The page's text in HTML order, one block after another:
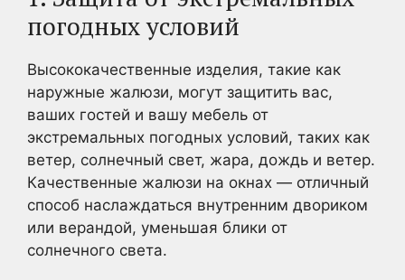
погодных условий
Высококачественные изделия, такие как
наружные жалюзи, могут защитить вас,
ваших гостей и вашу мебель от
экстремальных погодных условий, таких как
ветер, солнечный свет, жара, дождь и ветер.
Качественные жалюзи на окнах — отличный
способ наслаждаться внутренним двориком
или верандой, уменьшая блики от
солнечного света.